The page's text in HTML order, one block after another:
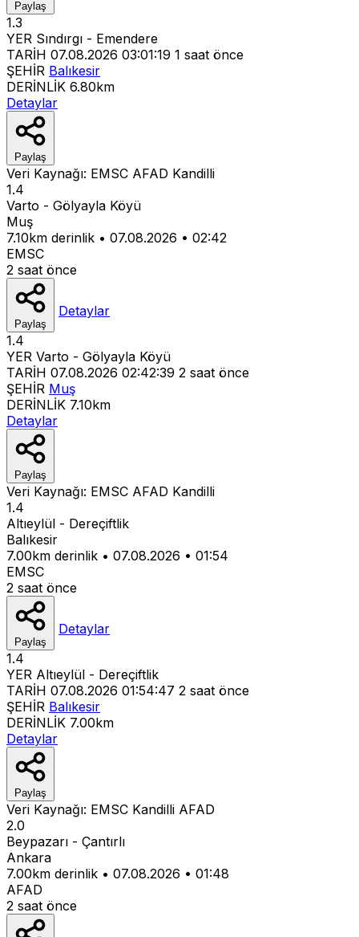
Paylaş
1.3
YER Sındırgı - Emendere
TARİH 07.08.2026 03:01:19 1 saat önce
ŞEHİR Balıkesir
DERİNLİK 6.80km
Detaylar
Paylaş
Veri Kaynağı: EMSC AFAD Kandilli
1.4
Varto - Gölyayla Köyü
Muş
7.10km derinlik • 07.08.2026 • 02:42
EMSC
2 saat önce
Paylaş
Detaylar
1.4
YER Varto - Gölyayla Köyü
TARİH 07.08.2026 02:42:39 2 saat önce
ŞEHİR Muş
DERİNLİK 7.10km
Detaylar
Paylaş
Veri Kaynağı: EMSC AFAD Kandilli
1.4
Altıeylül - Dereçiftlik
Balıkesir
7.00km derinlik • 07.08.2026 • 01:54
EMSC
2 saat önce
Paylaş
Detaylar
1.4
YER Altıeylül - Dereçiftlik
TARİH 07.08.2026 01:54:47 2 saat önce
ŞEHİR Balıkesir
DERİNLİK 7.00km
Detaylar
Paylaş
Veri Kaynağı: EMSC Kandilli AFAD
2.0
Beypazarı - Çantırlı
Ankara
7.00km derinlik • 07.08.2026 • 01:48
AFAD
2 saat önce